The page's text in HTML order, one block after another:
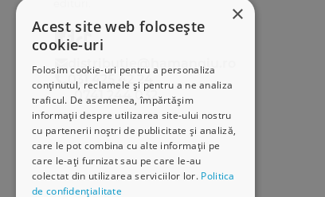
×
Acest site web folosește
cookie-uri
Folosim cookie-uri pentru a personaliza
conținutul, reclamele și pentru a ne analiza
traficul. De asemenea, împărtășim
informații despre utilizarea site-ului nostru
cu partenerii noștri de publicitate și analiză,
care le pot combina cu alte informații pe
care le-ați furnizat sau pe care le-au
colectat din utilizarea serviciilor lor. Politica
de confidențialitate
distributie@hamangiu.ro
031 425 42 24
0741 244 032